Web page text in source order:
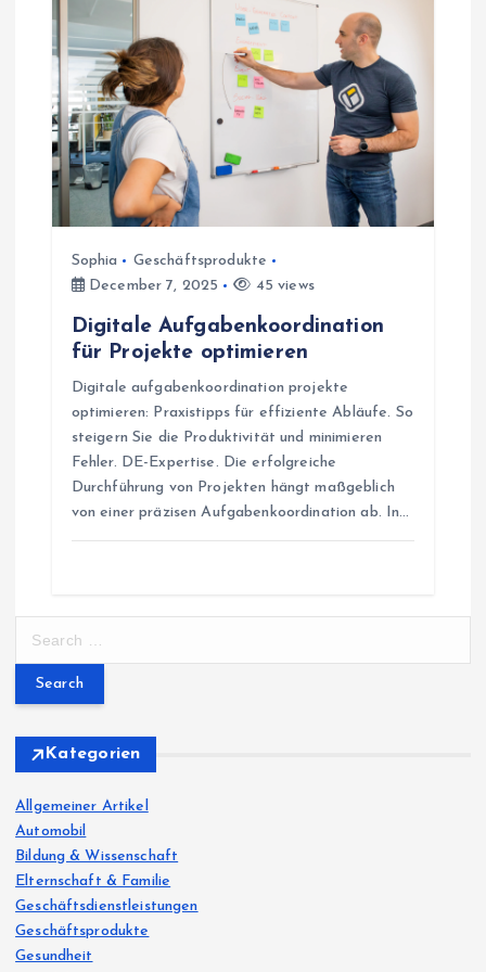
Sophia
Geschäftsprodukte
December 7, 2025
45 views
Digitale Aufgabenkoordination
für Projekte optimieren
Digitale aufgabenkoordination projekte
optimieren: Praxistipps für effiziente Abläufe. So
steigern Sie die Produktivität und minimieren
Fehler. DE-Expertise. Die erfolgreiche
Durchführung von Projekten hängt maßgeblich
von einer präzisen Aufgabenkoordination ab. In…
r
f
o
r
:
Kategorien
Allgemeiner Artikel
Automobil
Bildung & Wissenschaft
Elternschaft & Familie
Geschäftsdienstleistungen
Geschäftsprodukte
Gesundheit